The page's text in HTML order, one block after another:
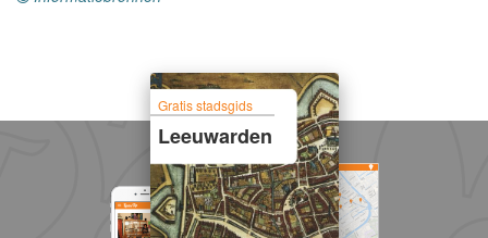
Gratis stadsgids
Leeuwarden